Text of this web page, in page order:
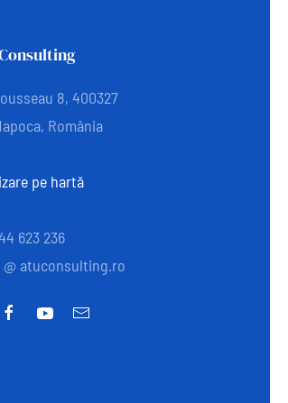
8, 400327
România
pe hartă
623 236
atuconsulting.ro